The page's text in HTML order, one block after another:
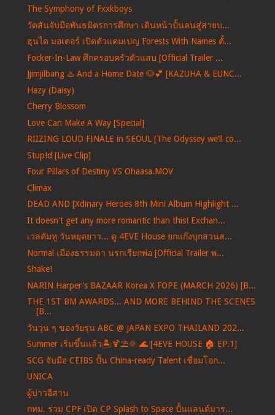
The Symphony of Fxxkboys
วัตสันจับมือพันธมิตรการศึกษา เดินหน้าปั้นคนสู่สายบ...
ฮุนได มอเตอร์ เปิดตัวแคมเปญ Forests With Names ตั้...
Focker-In-Law ศึกครอบครัวตัวแสบ [Official Trailer ...
Jjimjilbang ♨️ And a Home Date 🐶💕 [KAZUHA & EUNC...
Hazy (Daisy)
Cherry Blossom
Love Can Make A Way [Special]
RIIZING LOUD FINALE in SEOUL [The Odyssey we’ll co...
Stup!d [Live Clip]
Four Pillars of Destiny VS Ohaasa.MOV
Climax
DEAD AND [Xdinary Heroes 8th Mini Album Highlight ...
It doesn't get any more romantic than this! Exchan...
เวลคัมทู วันหยุดยาว... ดู 4EVE House ยกแก๊งบุกสวนส...
Normal เมืองธรรมดา นรกเรียกพ่อ [Official Trailer พ...
Shake!
NARIN Harper's BAZAAR Korea X FOPE (MARCH 2026) [B...
THE 1ST BM AWARDS... AND MORE BEHIND THE SCENES
[B...
วันวุ่น ๆ ของวัยรุ่น ABC @ JAPAN EXPO THAILAND 202...
Summer เริ่มขึ้นแล้ว🏝️🍹⛱️🌞 🌊 [4EVE HOUSE 🏠 EP.1]
SCG จับมือ CEIBS ปั้น China-ready Talent เชื่อมโอก...
UNICA
ผู้บ่าวอีสาน
กทม. ร่วม CPF เปิด CP Splash to Space ปั้นแลนด์มาร...